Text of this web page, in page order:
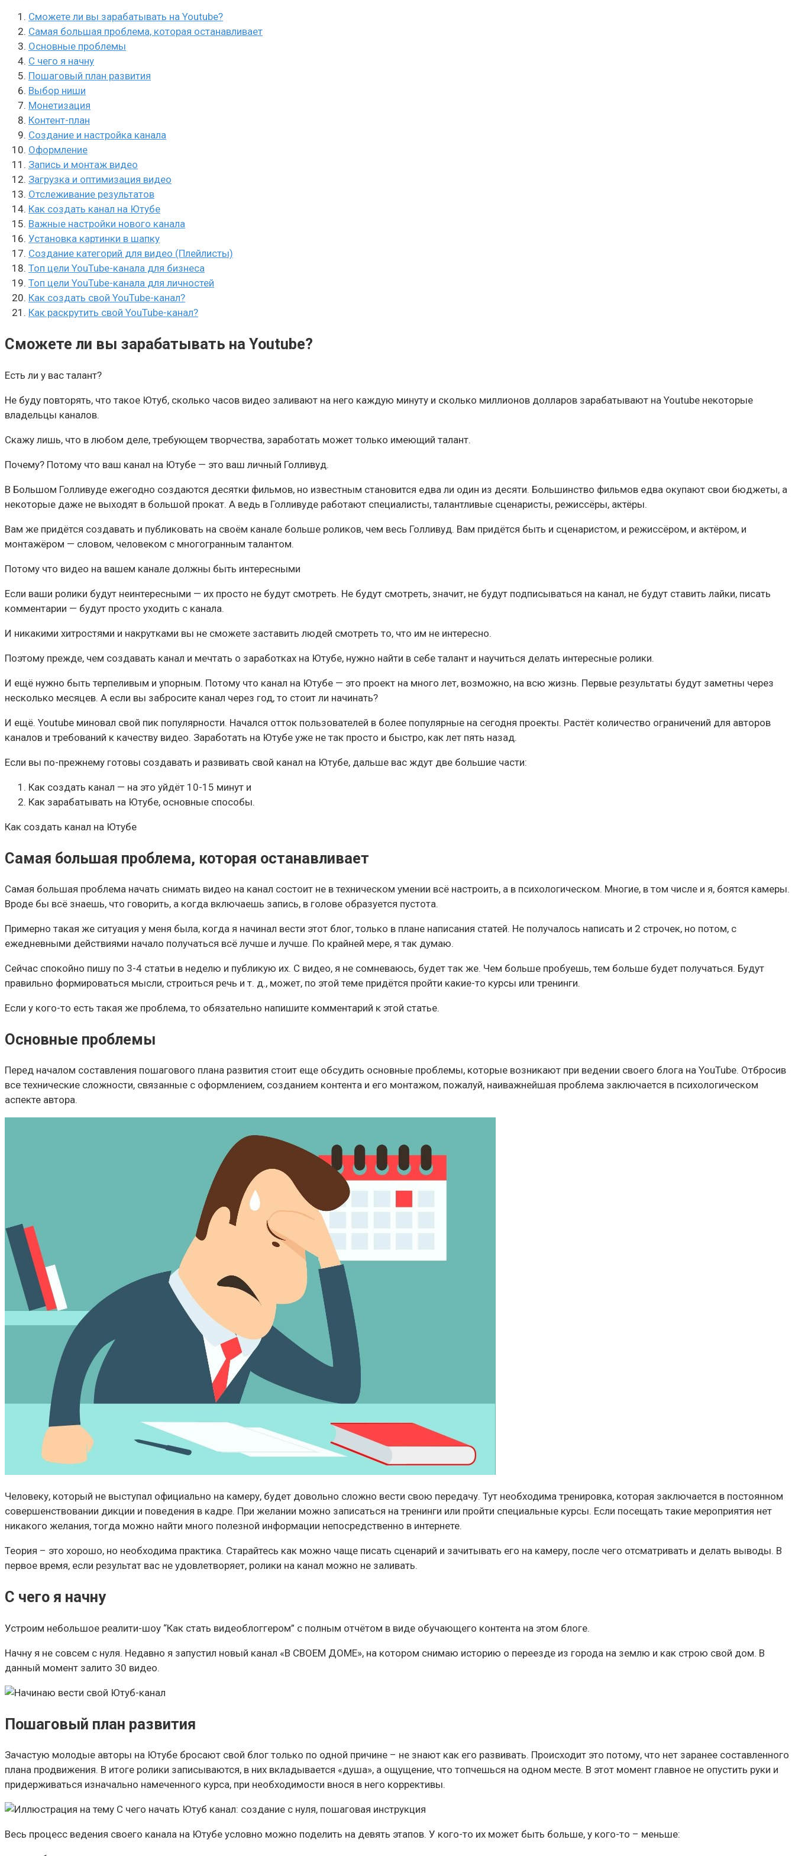
Сможете ли вы зарабатывать на Youtube?
Самая большая проблема, которая останавливает
Основные проблемы
С чего я начну
Пошаговый план развития
Выбор ниши
Монетизация
Контент-план
Создание и настройка канала
Оформление
Запись и монтаж видео
Загрузка и оптимизация видео
Отслеживание результатов
Как создать канал на Ютубе
Важные настройки нового канала
Установка картинки в шапку
Создание категорий для видео (Плейлисты)
Топ цели YouTube-канала для бизнеса
Топ цели YouTube-канала для личностей
Как создать свой YouTube-канал?
Как раскрутить свой YouTube-канал?
Сможете ли вы зарабатывать на Youtube?
Есть ли у вас талант?
Не буду повторять, что такое Ютуб, сколько часов видео заливают на него каждую минуту и сколько миллионов долларов зарабатывают на Youtube некоторые
владельцы каналов.
Скажу лишь, что в любом деле, требующем творчества, заработать может только имеющий талант.
Почему? Потому что ваш канал на Ютубе — это ваш личный Голливуд.
В Большом Голливуде ежегодно создаются десятки фильмов, но известным становится едва ли один из десяти. Большинство фильмов едва окупают свои бюджеты, а
некоторые даже не выходят в большой прокат. А ведь в Голливуде работают специалисты, талантливые сценаристы, режиссёры, актёры.
Вам же придётся создавать и публиковать на своём канале больше роликов, чем весь Голливуд. Вам придётся быть и сценаристом, и режиссёром, и актёром, и
монтажёром — словом, человеком с многогранным талантом.
Потому что видео на вашем канале должны быть интересными
Если ваши ролики будут неинтересными — их просто не будут смотреть. Не будут смотреть, значит, не будут подписываться на канал, не будут ставить лайки, писать
комментарии — будут просто уходить с канала.
И никакими хитростями и накрутками вы не сможете заставить людей смотреть то, что им не интересно.
Поэтому прежде, чем создавать канал и мечтать о заработках на Ютубе, нужно найти в себе талант и научиться делать интересные ролики.
И ещё нужно быть терпеливым и упорным. Потому что канал на Ютубе — это проект на много лет, возможно, на всю жизнь. Первые результаты будут заметны через
несколько месяцев. А если вы забросите канал через год, то стоит ли начинать?
И ещё. Youtube миновал свой пик популярности. Начался отток пользователей в более популярные на сегодня проекты. Растёт количество ограничений для авторов
каналов и требований к качеству видео. Заработать на Ютубе уже не так просто и быстро, как лет пять назад.
Если вы по-прежнему готовы создавать и развивать свой канал на Ютубе, дальше вас ждут две большие части:
Как создать канал — на это уйдёт 10-15 минут и
Как зарабатывать на Ютубе, основные способы.
Как создать канал на Ютубе
Самая большая проблема, которая останавливает
Самая большая проблема начать снимать видео на канал состоит не в техническом умении всё настроить, а в психологическом. Многие, в том числе и я, боятся камеры.
Вроде бы всё знаешь, что говорить, а когда включаешь запись, в голове образуется пустота.
Примерно такая же ситуация у меня была, когда я начинал вести этот блог, только в плане написания статей. Не получалось написать и 2 строчек, но потом, с
ежедневными действиями начало получаться всё лучше и лучше. По крайней мере, я так думаю.
Сейчас спокойно пишу по 3-4 статьи в неделю и публикую их. С видео, я не сомневаюсь, будет так же. Чем больше пробуешь, тем больше будет получаться. Будут
правильно формироваться мысли, строиться речь и т. д., может, по этой теме придётся пройти какие-то курсы или тренинги.
Если у кого-то есть такая же проблема, то обязательно напишите комментарий к этой статье.
Основные проблемы
Перед началом составления пошагового плана развития стоит еще обсудить основные проблемы, которые возникают при ведении своего блога на YouTube. Отбросив
все технические сложности, связанные с оформлением, созданием контента и его монтажом, пожалуй, наиважнейшая проблема заключается в психологическом
аспекте автора.
Человеку, который не выступал официально на камеру, будет довольно сложно вести свою передачу. Тут необходима тренировка, которая заключается в постоянном
совершенствовании дикции и поведения в кадре. При желании можно записаться на тренинги или пройти специальные курсы. Если посещать такие мероприятия нет
никакого желания, тогда можно найти много полезной информации непосредственно в интернете.
Теория – это хорошо, но необходима практика. Старайтесь как можно чаще писать сценарий и зачитывать его на камеру, после чего отсматривать и делать выводы. В
первое время, если результат вас не удовлетворяет, ролики на канал можно не заливать.
С чего я начну
Устроим небольшое реалити-шоу “Как стать видеоблоггером” с полным отчётом в виде обучающего контента на этом блоге.
Начну я не совсем с нуля. Недавно я запустил новый канал «В СВОЕМ ДОМЕ», на котором снимаю историю о переезде из города на землю и как строю свой дом. В
данный момент залито 30 видео.
Пошаговый план развития
Зачастую молодые авторы на Ютубе бросают свой блог только по одной причине – не знают как его развивать. Происходит это потому, что нет заранее составленного
плана продвижения. В итоге ролики записываются, в них вкладывается «душа», а ощущение, что топчешься на одном месте. В этот момент главное не опустить руки и
придерживаться изначально намеченного курса, при необходимости внося в него коррективы.
Весь процесс ведения своего канала на Ютубе условно можно поделить на девять этапов. У кого-то их может быть больше, у кого-то – меньше: